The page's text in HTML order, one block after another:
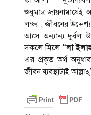
শুধুমাত্র জায়নামাযেই
লক্ষ্য , জীবনের
আসে অন্যান্য দুর্বল
সকলে মিলে“লা
এর প্রকৃত অর্থ
জীবন ব্যবস্থাটাই